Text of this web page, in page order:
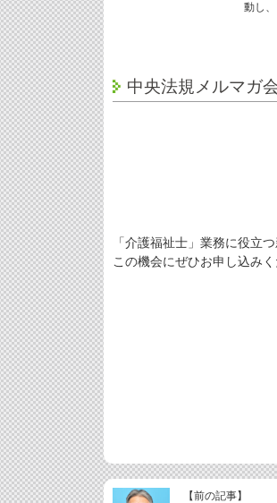
動し
中央法規メルマガ
「介護福祉士」業務に役立
この機会にぜひお申し込みく
【前の記事】